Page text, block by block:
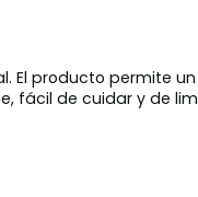
El producto permite
fácil de cuidar y de